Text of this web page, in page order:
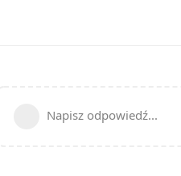
Napisz odpowiedź...